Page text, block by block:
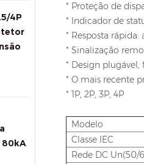
4P
80kA
* Proteção de
* Indicador de
* Resposta
* Sinalização
* Design
* O mais recente
* 1P, 2P, 3P, 4P
Modelo
Classe IEC
Rede DC Un(50/